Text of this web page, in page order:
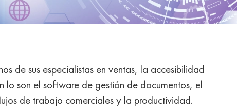
de sus especialistas en ventas, la accesibilidad
son el software de gestión de documentos, el
de trabajo comerciales y la productividad.